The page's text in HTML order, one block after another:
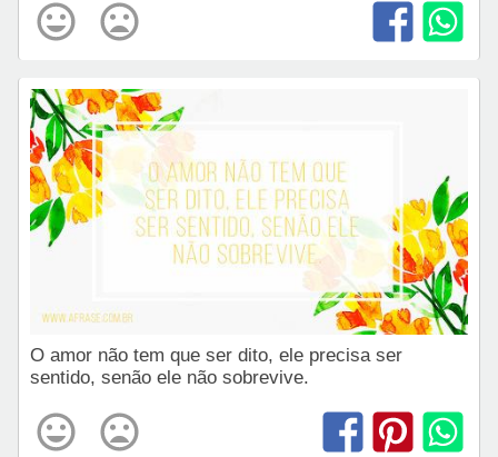
O amor não tem que ser dito, ele precisa ser
sentido, senão ele não sobrevive.